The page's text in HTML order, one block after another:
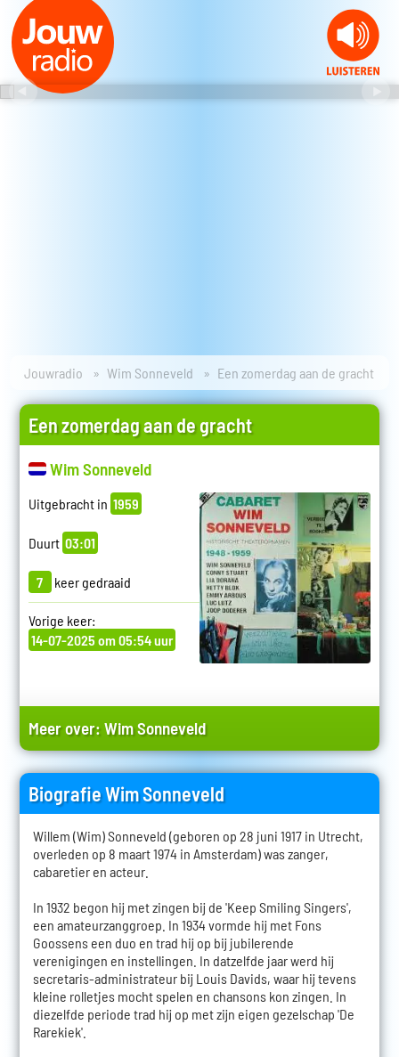
Jouwradio Wim Sonneveld Een zomerdag aan de gracht
Een zomerdag aan de gracht
Wim Sonneveld
Uitgebracht in 1959
Duurt 03:01
7 keer gedraaid
Vorige keer:
14-07-2025 om 05:54 uur
Meer over:Wim Sonneveld
Biografie Wim Sonneveld
Willem (Wim) Sonneveld (geboren op 28 juni 1917 in Utrecht,
overleden op 8 maart 1974 in Amsterdam) was zanger,
cabaretier en acteur.
In 1932 begon hij met zingen bij de 'Keep Smiling Singers',
een amateurzanggroep. In 1934 vormde hij met Fons
Goossens een duo en trad hij op bij jubilerende
verenigingen en instellingen. In datzelfde jaar werd hij
secretaris-administrateur bij Louis Davids, waar hij tevens
kleine rolletjes mocht spelen en chansons kon zingen. In
diezelfde periode trad hij op met zijn eigen gezelschap 'De
Rarekiek'.